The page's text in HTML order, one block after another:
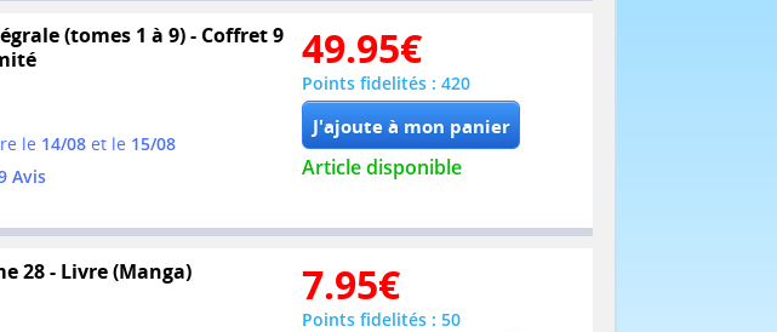
(tomes 1 à 9) - Coffret 9
le 14/08et le 15/08
Avis
49.95€
Points fidelités : 420
Article disponible
28 - Livre (Manga) 7.95€
Points fidelités : 50